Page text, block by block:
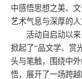
中感悟思想之美、
艺术气息与深厚的人
活动自启动以
掀起了“品文学、赏
头与笔触，围绕中
悟，展开了一场跨